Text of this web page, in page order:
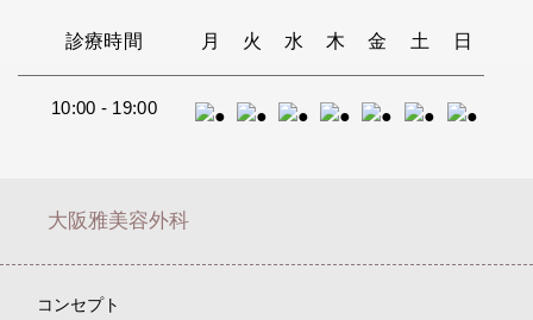
診療時間 月 火 水 木 金 土 日
10:00 - 19:00
大阪雅美容外科
コンセプト